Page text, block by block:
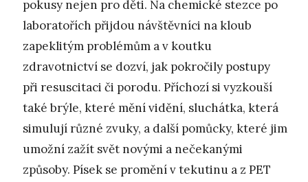
pokusy nejen pro děti. Na chemické stezce po
laboratořích přijdou návštěvníci na kloub
zapeklitým problémům a v koutku
zdravotnictví se dozví, jak pokročily postupy
při resuscitaci či porodu. Příchozí si vyzkouší
také brýle, které mění vidění, sluchátka, která
simulují různé zvuky, a další pomůcky, které jim
umožní zažít svět novými a nečekanými
způsoby. Písek se promění v tekutinu a z PET